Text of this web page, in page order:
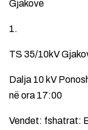
Gjakovë
1.
TS 35/10kV
Dalja 10 kV
në ora 17:00
Vendet: fshatrat: